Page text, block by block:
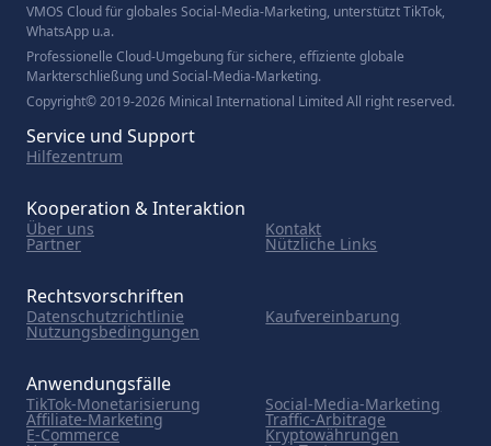
VMOS Cloud für globales Social-Media-Marketing, unterstützt TikTok,
WhatsApp u.a.
Professionelle Cloud-Umgebung für sichere, effiziente globale
Markterschließung und Social-Media-Marketing.
Copyright© 2019-2026 Minical International Limited All right reserved.
Service und Support
Hilfezentrum
Kooperation & Interaktion
Über uns Kontakt
Partner Nützliche Links
Rechtsvorschriften
Datenschutzrichtlinie Kaufvereinbarung
Nutzungsbedingungen
Anwendungsfälle
TikTok-Monetarisierung Social-Media-Marketing
Affiliate-Marketing Traffic-Arbitrage
E-Commerce Kryptowährungen